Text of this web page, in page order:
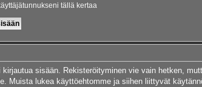
tällä kertaa
sisään. Rekisteröityminen vie vain hetken,
Muista lukea käyttöehtomme ja siihen liittyvät